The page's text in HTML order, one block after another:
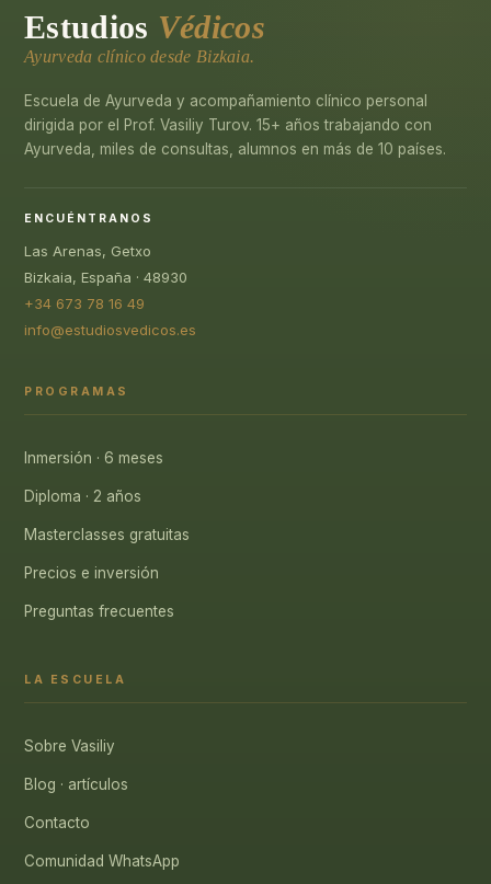
Estudios Védicos
Ayurveda clínico desde Bizkaia.
Escuela de Ayurveda y acompañamiento clínico personal
dirigida por el Prof. Vasiliy Turov. 15+ años trabajando con
Ayurveda, miles de consultas, alumnos en más de 10 países.
ENCUÉNTRANOS
Las Arenas, Getxo
Bizkaia, España · 48930
+34 673 78 16 49
info@estudiosvedicos.es
PROGRAMAS
Inmersión · 6 meses
Diploma · 2 años
Masterclasses gratuitas
Precios e inversión
Preguntas frecuentes
LA ESCUELA
Sobre Vasiliy
Blog · artículos
Contacto
Comunidad WhatsApp